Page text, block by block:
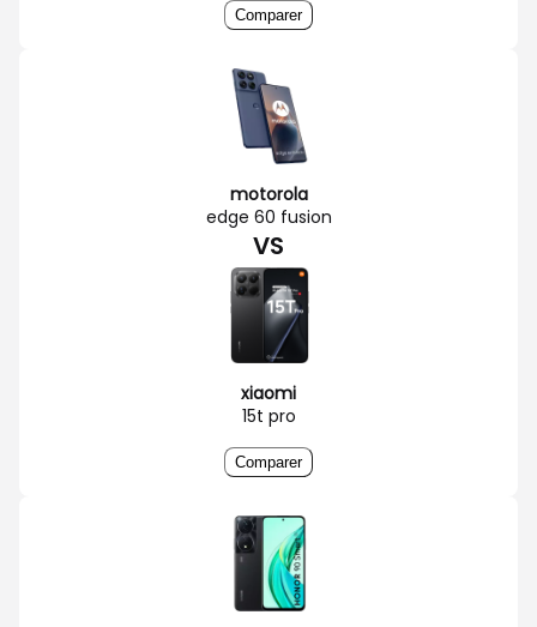
Comparer
motorola
edge 60 fusion
VS
xiaomi
15t pro
Comparer